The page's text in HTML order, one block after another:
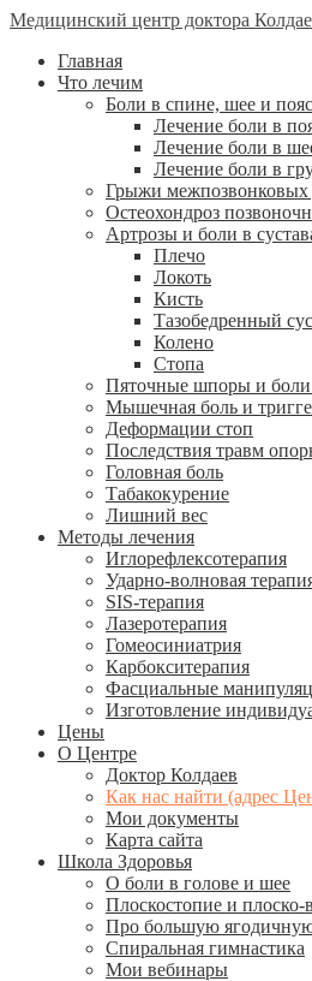
Медицинский центр доктора
Главная
Что лечим
Боли в спине, шее и
Лечение боли в
Лечение боли в
Лечение боли в
Грыжи межпозвонковых
Остеохондроз
Артрозы и боли в
Плечо
Локоть
Кисть
Тазобедренный
Колено
Стопа
Пяточные шпоры и боли
Мышечная боль и
Деформации стоп
Последствия травм
Головная боль
Табакокурение
Лишний вес
Методы лечения
Иглорефлексотерапия
Ударно-волновая
SIS-терапия
Лазеротерапия
Гомеосиниатрия
Карбокситерапия
Фасциальные
Изготовление
Цены
О Центре
Доктор Колдаев
Как нас найти (адрес
Мои документы
Карта сайта
Школа Здоровья
О боли в голове и шее
Плоскостопие и плоско-
Про большую
Спиральная гимнастика
Мои вебинары